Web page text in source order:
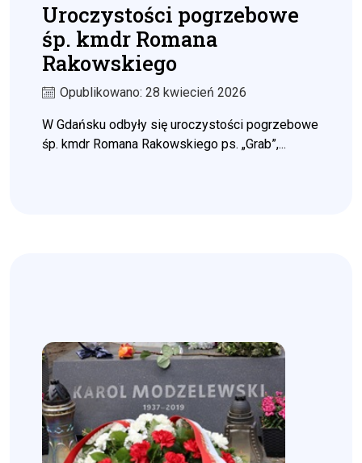
Uroczystości pogrzebowe
śp. kmdr Romana
Rakowskiego
Opublikowano: 28 kwiecień 2026
W Gdańsku odbyły się uroczystości pogrzebowe
śp. kmdr Romana Rakowskiego ps. „Grab”,...